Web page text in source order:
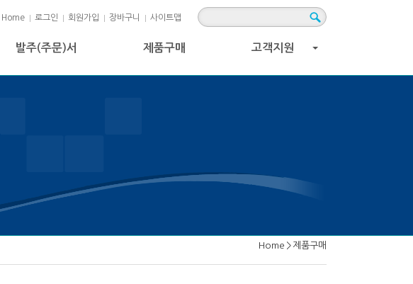
Home 로그인 회원가입 장바구니 사이트맵
발주(주문)서 제품구매 고객지원
Home > 제품구매